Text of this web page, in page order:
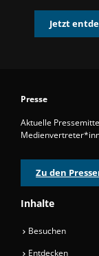
Jetzt
Presse
Aktuelle
Zu den
Inhalte
Besuchen
Entdecken